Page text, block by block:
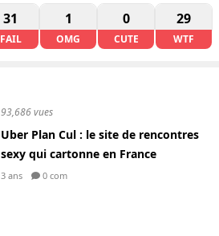
31
FAIL
1
OMG
0
CUTE
29
WTF
93,686 vues
Uber Plan Cul : le site de rencontres
sexy qui cartonne en France
3 ans 0 com